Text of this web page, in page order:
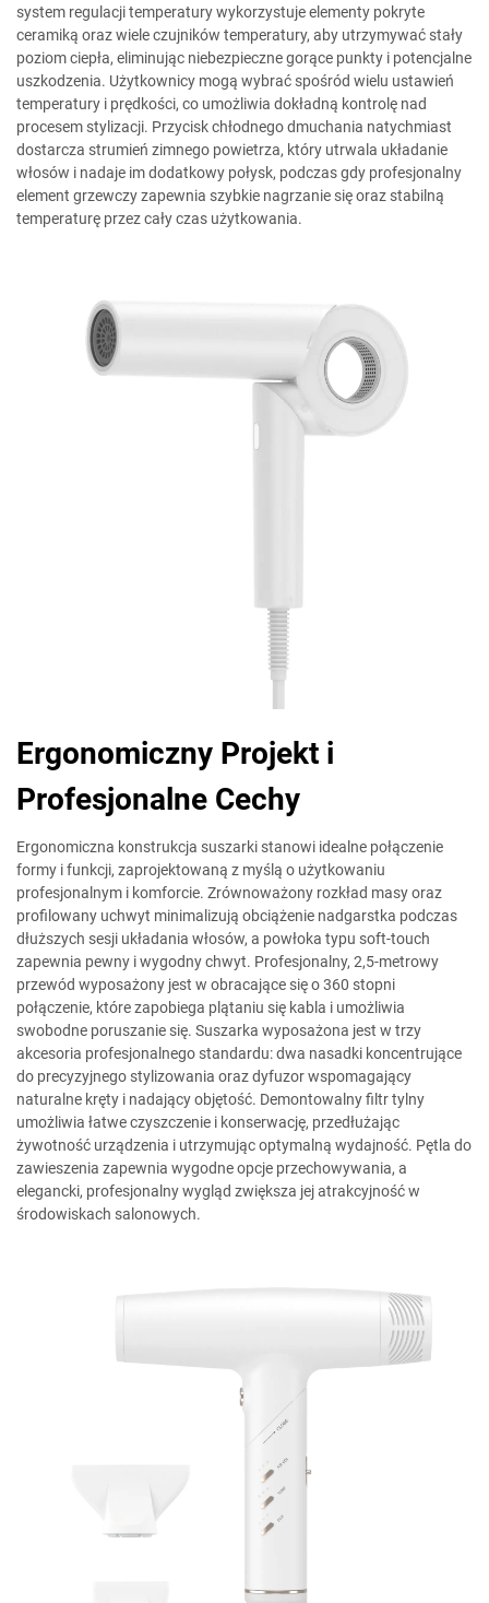
system regulacji temperatury wykorzystuje elementy pokryte
ceramiką oraz wiele czujników temperatury, aby utrzymywać stały
poziom ciepła, eliminując niebezpieczne gorące punkty i potencjalne
uszkodzenia. Użytkownicy mogą wybrać spośród wielu ustawień
temperatury i prędkości, co umożliwia dokładną kontrolę nad
procesem stylizacji. Przycisk chłodnego dmuchania natychmiast
dostarcza strumień zimnego powietrza, który utrwala układanie
włosów i nadaje im dodatkowy połysk, podczas gdy profesjonalny
element grzewczy zapewnia szybkie nagrzanie się oraz stabilną
temperaturę przez cały czas użytkowania.
Ergonomiczny Projekt i
Profesjonalne Cechy
Ergonomiczna konstrukcja suszarki stanowi idealne połączenie
formy i funkcji, zaprojektowaną z myślą o użytkowaniu
profesjonalnym i komforcie. Zrównoważony rozkład masy oraz
profilowany uchwyt minimalizują obciążenie nadgarstka podczas
dłuższych sesji układania włosów, a powłoka typu soft-touch
zapewnia pewny i wygodny chwyt. Profesjonalny, 2,5-metrowy
przewód wyposażony jest w obracające się o 360 stopni
połączenie, które zapobiega plątaniu się kabla i umożliwia
swobodne poruszanie się. Suszarka wyposażona jest w trzy
akcesoria profesjonalnego standardu: dwa nasadki koncentrujące
do precyzyjnego stylizowania oraz dyfuzor wspomagający
naturalne kręty i nadający objętość. Demontowalny filtr tylny
umożliwia łatwe czyszczenie i konserwację, przedłużając
żywotność urządzenia i utrzymując optymalną wydajność. Pętla do
zawieszenia zapewnia wygodne opcje przechowywania, a
elegancki, profesjonalny wygląd zwiększa jej atrakcyjność w
środowiskach salonowych.